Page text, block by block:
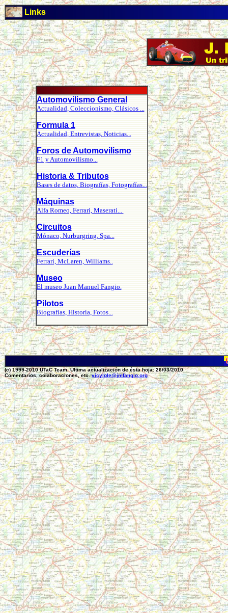
Links
Automovilismo General
Actualidad, Coleccionismo, Clásicos ...
Formula 1
Actualidad, Entrevistas, Noticias...
Foros de Automovilismo
F1 y Automovilismo...
Historia & Tributos
Bases de datos, Biografías, Fotografías...
Máquinas
Alfa Romeo, Ferrari, Maserati...
Circuitos
Mónaco, Nurburgring, Spa...
Escuderías
Ferrari, McLaren, Williams..
Museo
El museo Juan Manuel Fangio.
Pilotos
Biografías, Historia, Fotos...
(c) 1999-2010 UTaC Team. Ultima actualización de ésta hoja: 26/03/2010
Comentarios, colaboraciones, etc.:vicylole@jmfangio.org